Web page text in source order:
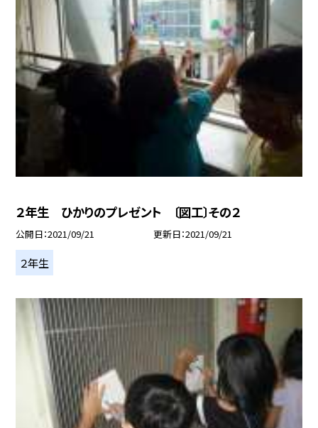
２年生 ひかりのプレゼント 〔図工〕その２
公開日 2021/09/21 更新日 2021/09/21
２年生